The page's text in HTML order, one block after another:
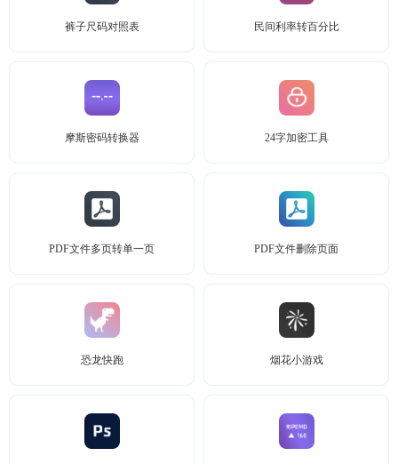
裤子尺码对照表 民间利率转百分比
摩斯密码转换器 24字加密工具
PDF文件多页转单一页 PDF文件删除页面
恐龙快跑 烟花小游戏